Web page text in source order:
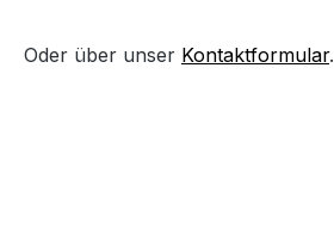
Oder über unser Kontaktformular.